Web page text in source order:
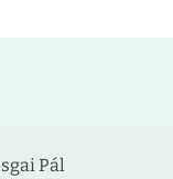
Pál